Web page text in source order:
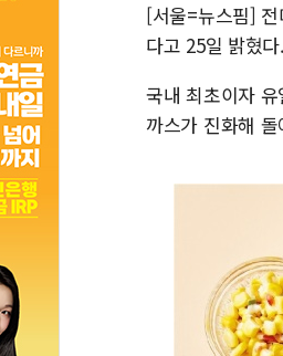
[서울=뉴스핌]
다고 25일 밝혔다.
국내 최초이자
까스가 진화해